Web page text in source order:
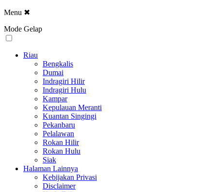
Menu ✖
Mode Gelap
Riau
Bengkalis
Dumai
Indragiri Hilir
Indragiri Hulu
Kampar
Kepulauan Meranti
Kuantan Singingi
Pekanbaru
Pelalawan
Rokan Hilir
Rokan Hulu
Siak
Halaman Lainnya
Kebijakan Privasi
Disclaimer